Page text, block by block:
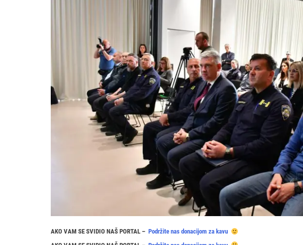
AKO VAM SE SVIDIO NAŠ PORTAL – Podržite nas donacijom za kavu